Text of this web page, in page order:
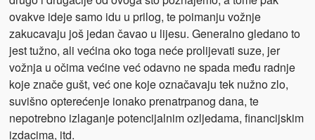
ovakve ideje samo idu u prilog, te poimanju vožnje
zakucavaju još jedan čavao u lijesu. Generalno gledano to
jest tužno, ali većina oko toga neće prolijevati suze, jer
vožnja u očima većine već odavno ne spada među radnje
koje znače gušt, već one koje označavaju tek nužno zlo,
suvišno opterećenje ionako prenatrpanog dana, te
nepotrebno izlaganje potencijalnim ozljedama, financijskim
izdacima, itd.